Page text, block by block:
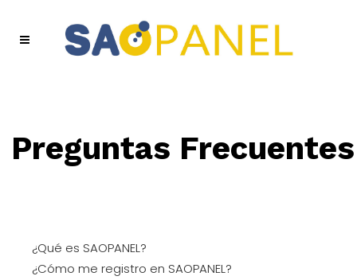
Preguntas Frecuentes
¿Qué es SAOPANEL?
¿Cómo me registro en SAOPANEL?